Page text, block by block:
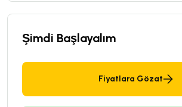
Şimdi Başlayalım
Fiyatlara Gözat